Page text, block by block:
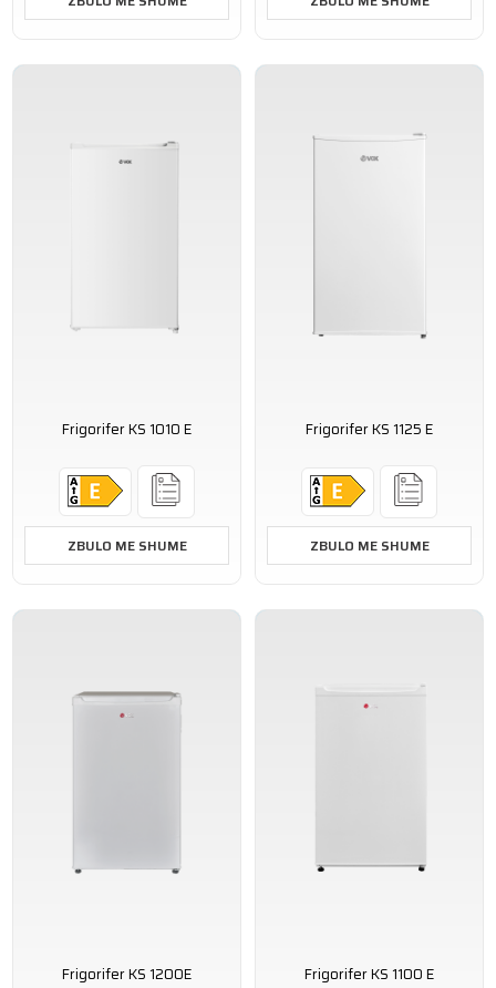
Frigorifer KS 1010 E
ZBULO ME SHUME
Frigorifer KS 1125 E
ZBULO ME SHUME
Frigorifer KS 1200E Frigorifer KS 1100 E